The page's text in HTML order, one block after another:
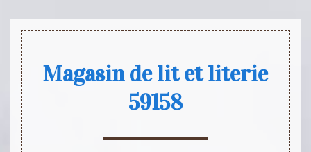
Magasin de lit et literie
59158